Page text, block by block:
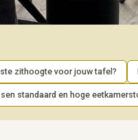
zithoogte voor jouw tafel?
standaard en hoge